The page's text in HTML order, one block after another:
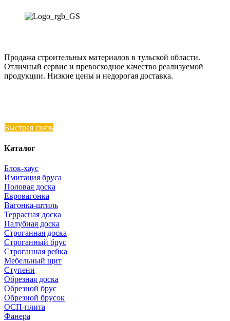
Продажа строительных материалов в тульской области.
Отличный сервис и превосходное качество реализуемой
продукции. Низкие цены и недорогая доставка.
Быстрая связь
Каталог
Блок-хаус
Имитация бруса
Половая доска
Евровагонка
Вагонка-штиль
Террасная доска
Палубная доска
Строганная доска
Строганный брус
Строганная рейка
Мебельный щит
Ступени
Обрезная доска
Обрезной брус
Обрезной брусок
ОСП-плита
Фанера